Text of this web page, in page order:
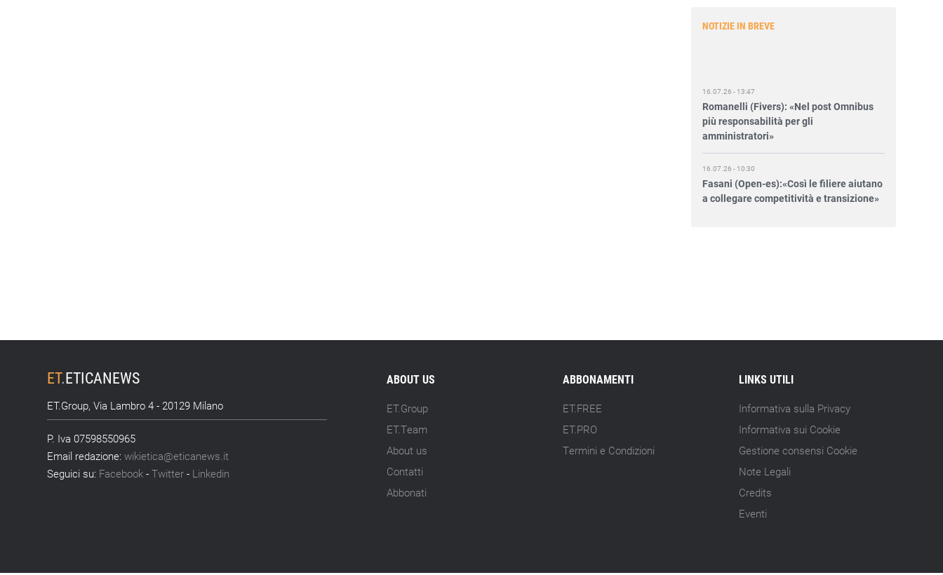
NOTIZIE IN BREVE
Romanelli (Fivers): «Nel post Omnibus
più responsabilità per gli
amministratori»
Fasani (Open-es):«Così le filiere aiutano
a collegare competitività e transizione»
Gramegna (ERG): «Valutare gli impatti
ESG degli investimenti»
Tornano le Settimane SRI: oltre 20
appuntamenti
14.07.26 - 8:00
ET.ETICANEWS
ET.Group, Via Lambro 4 - 20129 Milano
P. Iva 07598550965
Email redazione:wikietica@eticanews.it
Seguici su: Facebook -Twitter - Linkedin
ABOUT US
ET.Group
ET.Team
About us
Contatti
Abbonati
ABBONAMENTI
ET.FREE
ET.PRO
Termini e Condizioni
LINKS UTILI
Informativa sulla Privacy
Informativa sui Cookie
Gestione consensi Cookie
Note Legali
Credits
Eventi